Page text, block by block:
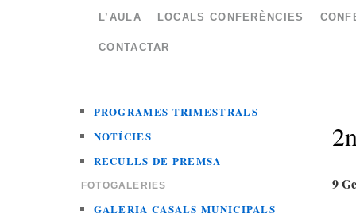
L’AULA LOCALS CONFERÈNCIES
CONTACTAR
9
PROGRAMES TRIMESTRALS
NOTÍCIES
RECULLS DE PREMSA
FOTOGALERIES
GALERIA CASALS MUNICIPALS